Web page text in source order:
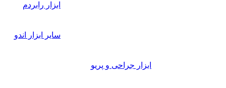
ابزار رابردم
سایر ابزار اندو
ابزار جراحی و پریو